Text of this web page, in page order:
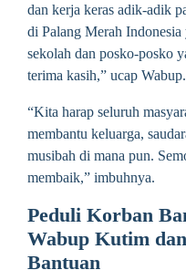
dan kerja keras adik-adik
di Palang Merah Indonesia
sekolah dan posko-posko
terima kasih,” ucap Wabup.
“Kita harap seluruh
membantu keluarga,
musibah di mana pun.
membaik,” imbuhnya.
Peduli Korban
Wabup Kutim
Bantuan